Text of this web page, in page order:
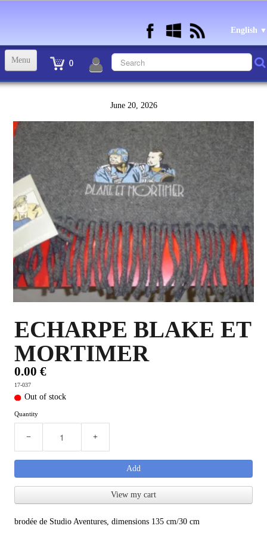
English ▼
0
Menu
STATUETTES BD RESINE et PLOMB ▼
ANDRE FRANQUIN OBJETS ET VETEMENTS ▼
BECASSINE OU BETTY BOOP OBJETS ET VETEMENTS
TEX AVERY OBJETS ET VETEMENTS▼
WARNER OBJETS ET VETEMENTS ▼
PLUS D'OBJETS ET VETEMENTS BD ▼
BYZANCE▼
June 20, 2026
ECHARPE BLAKE ET
MORTIMER
0.00 €
17-037
Out of stock
Quantity
− +
Add
View my cart
brodée de Studio Aventures, dimensions 135 cm/30 cm